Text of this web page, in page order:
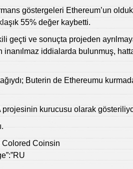
göstergeleri Ethereum’un
55% değer kaybetti.
geçti ve sonuçta projeden
inanılmaz iddialarda bulunmuş,
Buterin de Ethereumu
kurucusu olarak
Colored Coinsin